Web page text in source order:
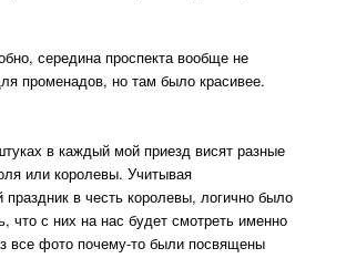
середина проспекта вообще не
променадов, но там было красивее.
в каждый мой приезд висят разные
или королевы. Учитывая
праздник в честь королевы, логично было
что с них на нас будет смотреть именно
все фото почему-то были посвящены